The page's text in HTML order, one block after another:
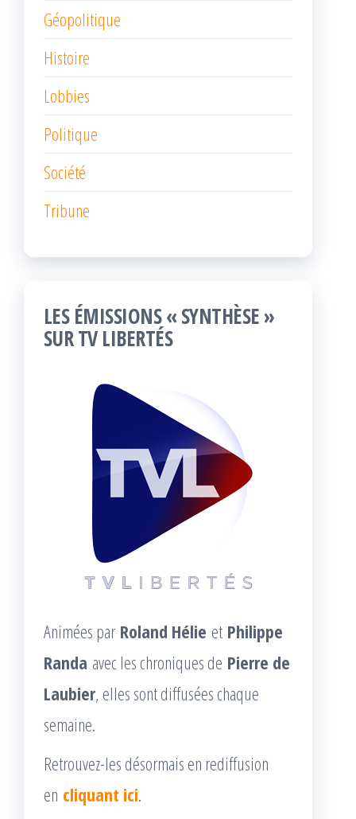
Géopolitique
Histoire
Lobbies
Politique
Société
Tribune
LES ÉMISSIONS « SYNTHÈSE »
SUR TV LIBERTÉS
Animées par Roland Hélie et Philippe
Randa avec les chroniques de Pierre de
Laubier, elles sont diffusées chaque
semaine.
Retrouvez-les désormais en rediffusion
en cliquant ici.